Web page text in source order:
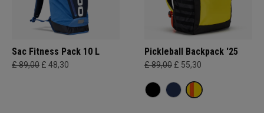
Sac Fitness Pack 10 L
£ 89,00 £ 48,30
Pickleball Backpack '25
£ 89,00 £ 55,30